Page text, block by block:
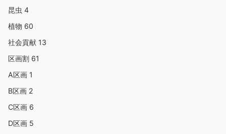
昆虫 4
植物 60
社会貢献 13
区画割 61
A区画 1
B区画 2
C区画 6
D区画 5